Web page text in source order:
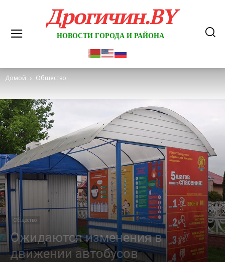
Дрогичин.BY
НОВОСТИ ГОРОДА И РАЙОНА
Домой Общество
Общество
Ожидаются изменения в
движении автобусов